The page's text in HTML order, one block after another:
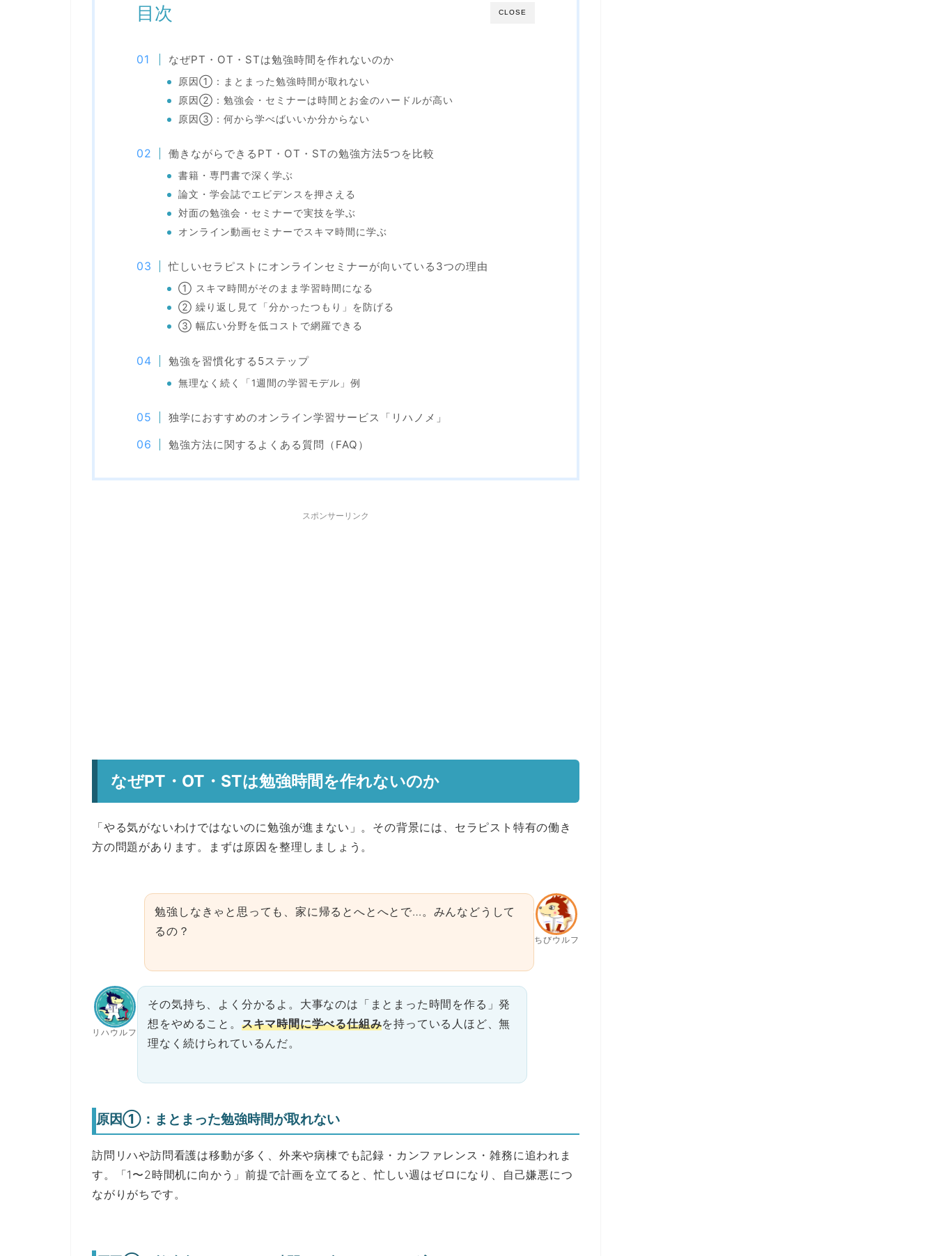
CLOSE
目次
なぜPT・OT・STは勉強時間を作れないのか
原因①：まとまった勉強時間が取れない
原因②：勉強会・セミナーは時間とお金のハードルが高い
原因③：何から学べばいいか分からない
働きながらできるPT・OT・STの勉強方法5つを比較
書籍・専門書で深く学ぶ
論文・学会誌でエビデンスを押さえる
対面の勉強会・セミナーで実技を学ぶ
オンライン動画セミナーでスキマ時間に学ぶ
忙しいセラピストにオンラインセミナーが向いている3つの理由
① スキマ時間がそのまま学習時間になる
② 繰り返し見て「分かったつもり」を防げる
③ 幅広い分野を低コストで網羅できる
勉強を習慣化する5ステップ
無理なく続く「1週間の学習モデル」例
独学におすすめのオンライン学習サービス「リハノメ」
勉強方法に関するよくある質問（FAQ）
スポンサーリンク
なぜPT・OT・STは勉強時間を作れないのか
「やる気がないわけではないのに勉強が進まない」。その背景には、セラピスト特有の働き
方の問題があります。まずは原因を整理しましょう。
ちびウルフ
勉強しなきゃと思っても、家に帰るとへとへとで…。みんなどうして
るの？
リハウルフ
その気持ち、よく分かるよ。大事なのは「まとまった時間を作る」発
想をやめること。 スキマ時間に学べる仕組みを持っている人ほど、無
理なく続けられているんだ。
原因①：まとまった勉強時間が取れない
訪問リハや訪問看護は移動が多く、外来や病棟でも記録・カンファレンス・雑務に追われま
す。「1〜2時間机に向かう」前提で計画を立てると、忙しい週はゼロになり、自己嫌悪につ
ながりがちです。